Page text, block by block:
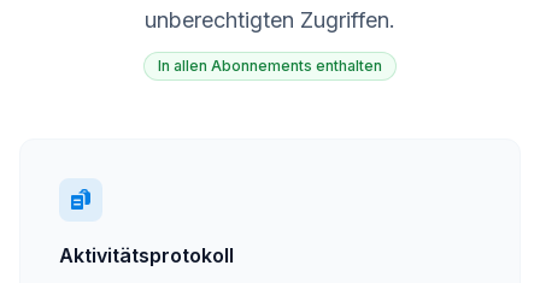
unberechtigten Zugriffen.
In allen Abonnements enthalten
Aktivitätsprotokoll